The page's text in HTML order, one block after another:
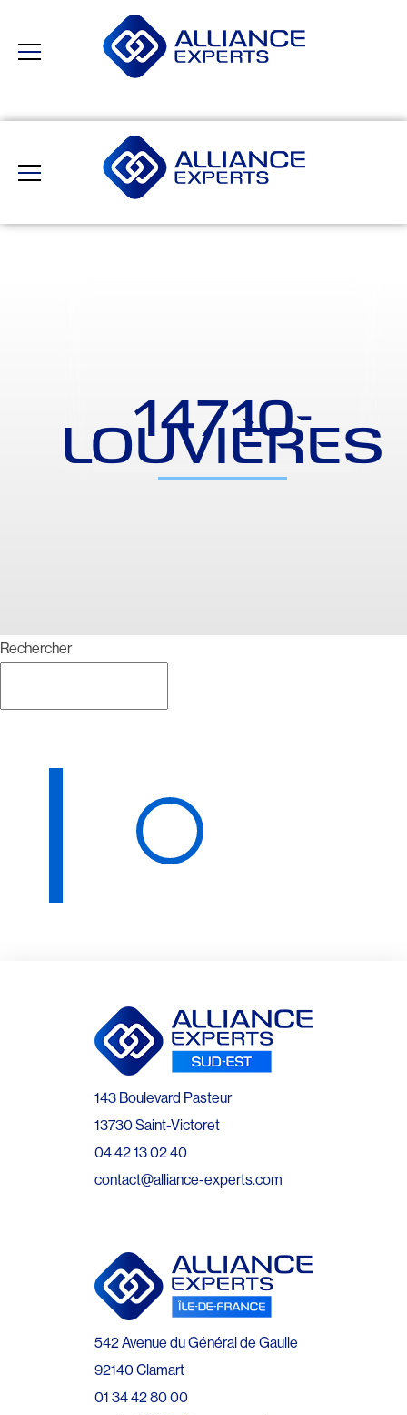
14710-
LOUVIÈRES
Rechercher
143 Boulevard Pasteur
13730 Saint-Victoret
04 42 13 02 40
contact@alliance-experts.com
542 Avenue du Général de Gaulle
92140 Clamart
01 34 42 80 00